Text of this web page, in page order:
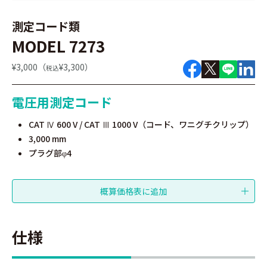
測定コード類
MODEL 7273
¥3,000（税込¥3,300）
電圧用測定コード
CAT Ⅳ 600 V / CAT Ⅲ 1000 V（コード、ワニグチクリップ）
3,000 mm
プラグ部φ4
仕様